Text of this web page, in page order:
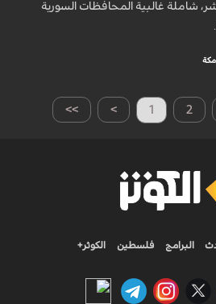
شاملة غالبية المحافظات السورية
>> > 1 2
البرامج فلسطين الكوثر+